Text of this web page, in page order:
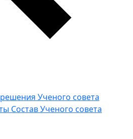
Ученого совета
Состав Ученого совета